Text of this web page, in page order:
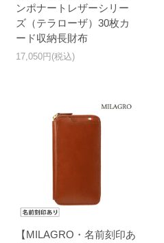
ンポナートレザーシリー
ズ（テラローザ）30枚カ
ード収納長財布
17,050円(税込)
【MILAGRO・名前刻印あ